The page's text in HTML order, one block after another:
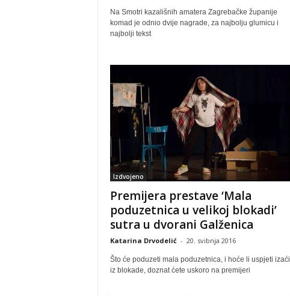
Na Smotri kazališnih amatera Zagrebačke županije
komad je odnio dvije nagrade, za najbolju glumicu i
najbolji tekst
Izdvojeno
Premijera prestave ‘Mala
poduzetnica u velikoj blokadi’
sutra u dvorani Galženica
Katarina Drvodelić - 20. svibnja 2016
Što će poduzeti mala poduzetnica, i hoće li uspjeti izaći
iz blokade, doznat ćete uskoro na premijeri